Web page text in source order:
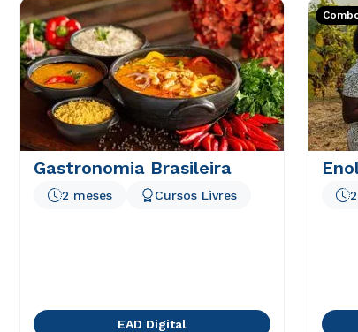
Gastronomia Brasileira
2 meses Cursos Livres
EAD Digital
Estou de acordo com aPolítica de
autorizo que meus dados sejam
envio de conteúdos da Cruzeiro do Sul.
Estou de acordo com aPolítica de
autorizo que meus dados sejam
envio de conteúdos da Cruzeiro do Sul.